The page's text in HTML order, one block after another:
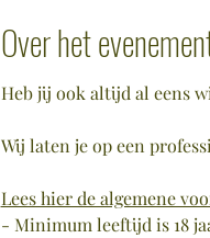
Over het
Heb jij ook altijd al eens
Wij laten je op een
Lees hier de algemene
- Minimum leeftijd is 18